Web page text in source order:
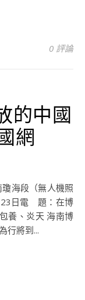
0 評論
的中國
網
23日電 題：在博
養、炎天 海南博
行將到...